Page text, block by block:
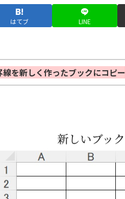
はてブ LINE
線を新しく作ったブックにコピー